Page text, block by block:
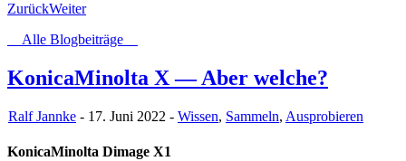
ZurückWeiter
Alle Blogbeiträge
KonicaMinolta X — Aber welche?
Ralf Jannke - 17. Juni 2022 - Wissen, Sammeln, Ausprobieren
KonicaMinolta Dimage X1